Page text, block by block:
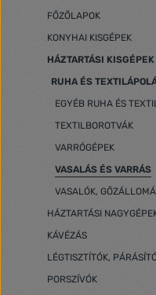
FŐZŐLAPOK
KONYHAI KISGÉPEK
HÁZTARTÁSI KISGÉPEK
RUHA ÉS
EGYÉB RUHA ÉS
TEXTILBOROTVÁK
VARRÓGÉPEK
VASALÁS ÉS VARRÁS
VASALÓK,
HÁZTARTÁSI
KÁVÉZÁS
LÉGTISZTÍTÓK,
PORSZÍVÓK